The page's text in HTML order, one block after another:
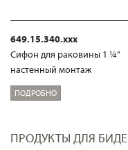
649.15.340.xxx
Сифон для раковины 1 ¼“
настенный монтаж
ПОДРОБНО
ПРОДУКТЫ ДЛЯ БИДЕ